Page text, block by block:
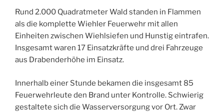
Rund 2.000 Quadratmeter Wald standen in Flammen
als die komplette Wiehler Feuerwehr mit allen
Einheiten zwischen Wiehlsiefen und Hunstig eintrafen.
Insgesamt waren 17 Einsatzkräfte und drei Fahrzeuge
aus Drabenderhöhe im Einsatz.
Innerhalb einer Stunde bekamen die insgesamt 85
Feuerwehrleute den Brand unter Kontrolle. Schwierig
gestaltete sich die Wasserversorgung vor Ort. Zwar